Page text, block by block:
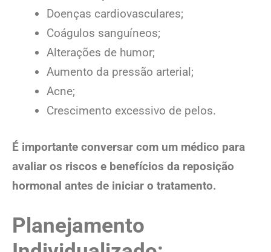
Doenças cardiovasculares;
Coágulos sanguíneos;
Alterações de humor;
Aumento da pressão arterial;
Acne;
Crescimento excessivo de pelos.
É importante conversar com um médico para
avaliar os riscos e benefícios da reposição
hormonal antes de iniciar o tratamento.
Planejamento